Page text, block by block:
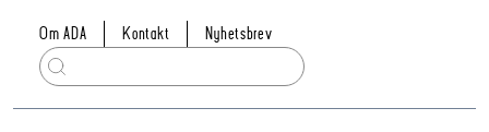
Om ADA Kontakt Nyhetsbrev